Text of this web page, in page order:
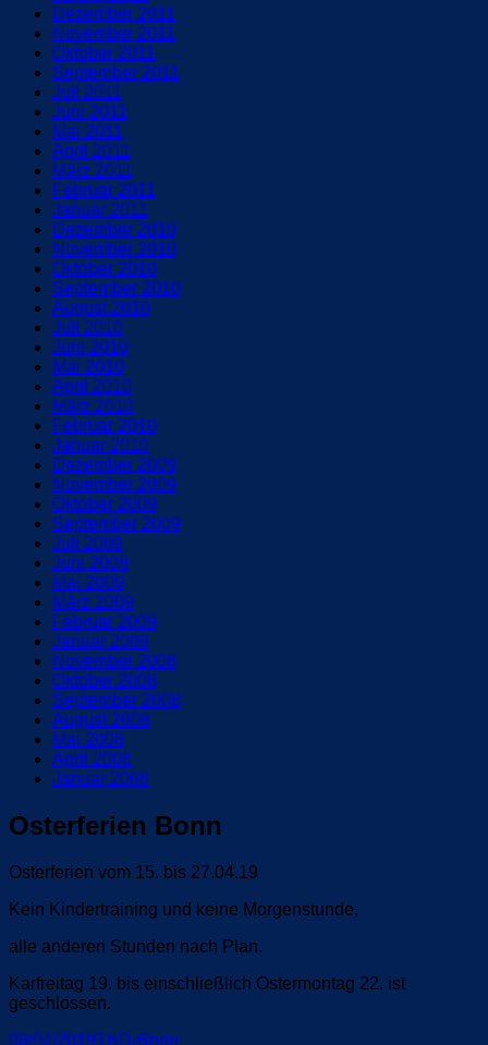
Dezember 2011
November 2011
Oktober 2011
September 2011
Juli 2011
Juni 2011
Mai 2011
April 2011
März 2011
Februar 2011
Januar 2011
Dezember 2010
November 2010
Oktober 2010
September 2010
August 2010
Juli 2010
Juni 2010
Mai 2010
April 2010
März 2010
Februar 2010
Januar 2010
Dezember 2009
November 2009
Oktober 2009
September 2009
Juli 2009
Juni 2009
Mai 2009
März 2009
Februar 2009
Januar 2009
November 2008
Oktober 2008
September 2008
August 2008
Mai 2008
April 2008
Januar 2008
Osterferien Bonn
Osterferien vom 15. bis 27.04.19
Kein Kindertraining und keine Morgenstunde,
alle anderen Stunden nach Plan.
Karfreitag 19. bis einschließlich Ostermontag 22. ist
geschlossen.
Veröffentlicht
08/04/2019Autor
TKD-Bonn